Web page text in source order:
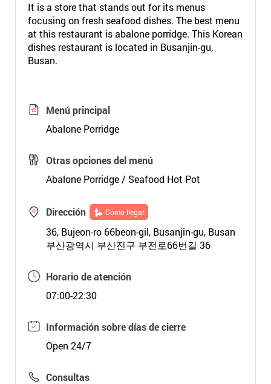
It is a store that stands out for its menus
focusing on fresh seafood dishes. The best menu
at this restaurant is abalone porridge. This Korean
dishes restaurant is located in Busanjin-gu,
Busan.
Menú principal
Abalone Porridge
Otras opciones del menú
Abalone Porridge / Seafood Hot Pot
Dirección Cómo llegar
36, Bujeon-ro 66beon-gil, Busanjin-gu, Busan
부산광역시 부산진구 부전로66번길 36
Horario de atención
07:00-22:30
Información sobre días de cierre
Open 24/7
Consultas